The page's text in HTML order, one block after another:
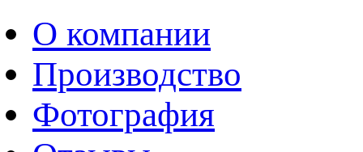
О компании
Производство
Фотография